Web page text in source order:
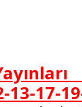
13-17-